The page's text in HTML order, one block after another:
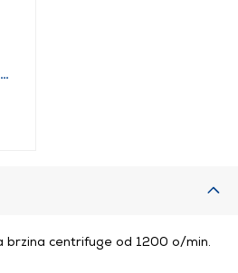
brzina centrifuge od 1200 o/min.